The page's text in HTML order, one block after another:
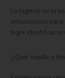
La higiene no lo
ortodoncista
logre identificar
¿Qué cepillo y